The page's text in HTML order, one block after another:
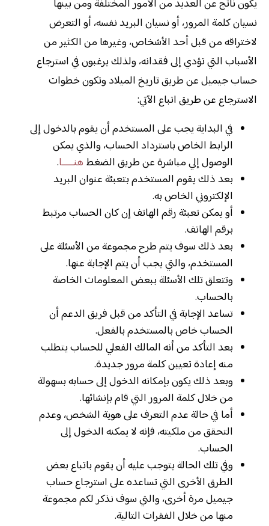
يكون ناتج عن العديد من الأمور المختلفة ومن بينها
نسيان كلمة المرور، أو نسيان البريد نفسه، أو التعرض
لاختراقه من قبل أحد الأشخاص، وغيرها من الكثير من
الأسباب التي تؤدي إلى فقدانه، ولذلك يرغبون في استرجاع
حساب جيميل عن طريق تاريخ الميلاد وتكون خطوات
الاسترجاع عن طريق اتباع الآتي:
في البداية يجب على المستخدم أن يقوم بالدخول إلى
الرابط الخاص باسترداد الحساب، والذي يمكن
الوصول إلي مباشرة عن طريق الضغط هنـــــا.
بعد ذلك يقوم المستخدم بتعبئة عنوان البريد
الإلكتروني الخاص به.
أو يمكن تعبئة رقم الهاتف إن كان الحساب مرتبط
برقم الهاتف.
بعد ذلك سوف يتم طرح مجموعة من الأسئلة على
المستخدم، والتي يجب أن يتم الإجابة عنها.
وتتعلق تلك الأسئلة ببعض المعلومات الخاصة
بالحساب.
تساعد الإجابة في التأكد من قبل فريق الدعم أن
الحساب خاص بالمستخدم بالفعل.
بعد التأكد من أنه المالك الفعلي للحساب يتطلب
منه إعادة تعيين كلمة مرور جديدة.
وبعد ذلك يكون بإمكانه الدخول إلى حسابه بسهولة
من خلال كلمة المرور التي قام بإنشائها.
أما في حالة عدم التعرف على هوية الشخص، وعدم
التحقق من ملكيته، فإنه لا يمكنه الدخول إلى
الحساب.
وفي تلك الحالة يتوجب عليه أن يقوم باتباع بعض
الطرق الأخرى التي تساعده على استرجاع حساب
جيميل مرة أخرى، والتي سوف نذكر لكم مجموعة
منها من خلال الفقرات التالية.